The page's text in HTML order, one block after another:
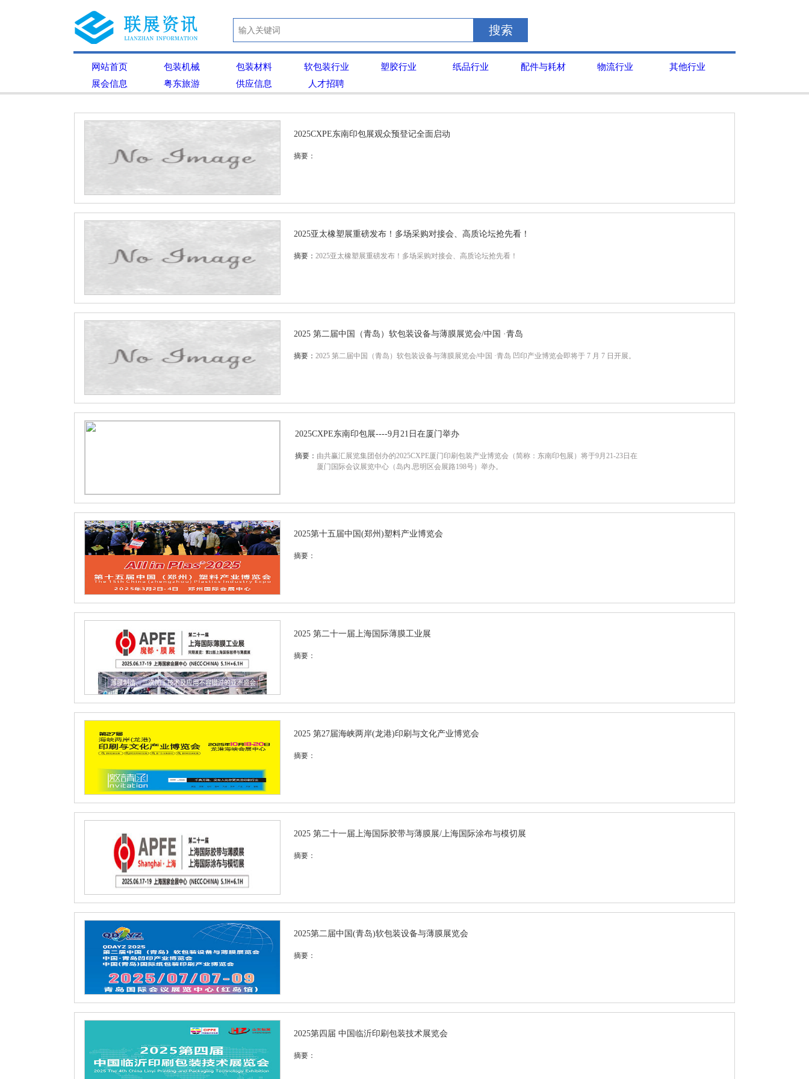
搜索
网站首页 包装机械 包装材料 软包装行业 塑胶行业 纸品行业 配件与耗材 物流行业
其他行业
展会信息
粤东旅游 供应信息 人才招聘
2025CXPE东南印包展观众预登记全面启动
摘要：
2025亚太橡塑展重磅发布！多场采购对接会、高质论坛抢先看！
摘要： 2025亚太橡塑展重磅发布！多场采购对接会、高质论坛抢先看！
2025 第二届中国（青岛）软包装设备与薄膜展览会/中国 ·青岛
摘要： 2025 第二届中国（青岛）软包装设备与薄膜展览会/中国 ·青岛 凹印产业博览会即将于 7 月 7 日开展。
2025CXPE东南印包展----9月21日在厦门举办
摘要： 由共赢汇展览集团创办的2025CXPE厦门印刷包装产业博览会（简称：东南印包展）将于9月21-23日在
厦门国际会议展览中心（岛内.思明区会展路198号）举办。
2025第十五届中国(郑州)塑料产业博览会
摘要：
2025 第二十一届上海国际薄膜工业展
摘要：
2025 第27届海峡两岸(龙港)印刷与文化产业博览会
摘要：
2025 第二十一届上海国际胶带与薄膜展/上海国际涂布与模切展
摘要：
2025第二届中国(青岛)软包装设备与薄膜展览会
摘要：
2025第四届 中国临沂印刷包装技术展览会
摘要：